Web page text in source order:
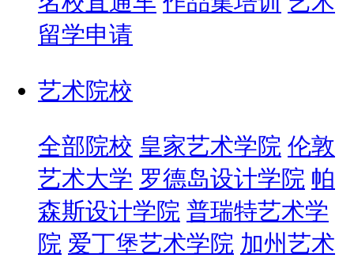
留学申请
艺术院校
全部院校 皇家艺术学院 伦敦
艺术大学 罗德岛设计学院 帕
森斯设计学院 普瑞特艺术学
院 爱丁堡艺术学院 加州艺术